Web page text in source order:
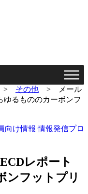
> その他 >
メール
るもののカーボンフ
向け情報 情報発信プロ
レポート
ンフットプリ